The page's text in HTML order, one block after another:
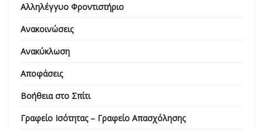
Αλληλέγγυο Φροντιστήριο
Ανακοινώσεις
Ανακύκλωση
Αποφάσεις
Βοήθεια στο Σπίτι
Γραφείο Ισότητας – Γραφείο Απασχόλησης